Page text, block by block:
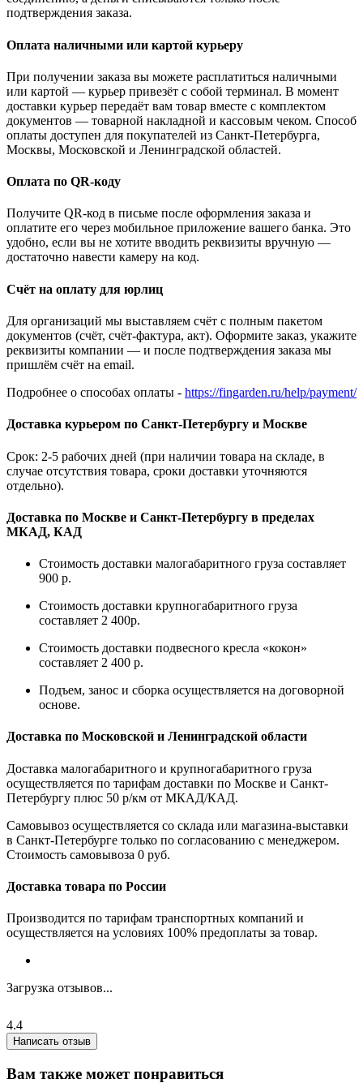
подтверждения заказа.
Оплата наличными или картой курьеру
При получении заказа вы можете расплатиться наличными
или картой — курьер привезёт с собой терминал. В момент
доставки курьер передаёт вам товар вместе с комплектом
документов — товарной накладной и кассовым чеком. Способ
оплаты доступен для покупателей из Санкт-Петербурга,
Москвы, Московской и Ленинградской областей.
Оплата по QR-коду
Получите QR-код в письме после оформления заказа и
оплатите его через мобильное приложение вашего банка. Это
удобно, если вы не хотите вводить реквизиты вручную —
достаточно навести камеру на код.
Счёт на оплату для юрлиц
Для организаций мы выставляем счёт с полным пакетом
документов (счёт, счёт-фактура, акт). Оформите заказ, укажите
реквизиты компании — и после подтверждения заказа мы
пришлём счёт на email.
Подробнее о способах оплаты - https://fingarden.ru/help/payment/
Доставка курьером по Санкт-Петербургу и Москве
Срок: 2-5 рабочих дней (при наличии товара на складе, в
случае отсутствия товара, сроки доставки уточняются
отдельно).
Доставка по Москве и Санкт-Петербургу в пределах
МКАД, КАД
Стоимость доставки малогабаритного груза составляет
900 р.
Стоимость доставки крупногабаритного груза
составляет 2 400р.
Стоимость доставки подвесного кресла «кокон»
составляет 2 400 р.
Подъем, занос и сборка осуществляется на договорной
основе.
Доставка по Московской и Ленинградской области
Доставка малогабаритного и крупногабаритного груза
осуществляется по тарифам доставки по Москве и Санкт-
Петербургу плюс 50 р/км от МКАД/КАД.
Самовывоз осуществляется со склада или магазина-выставки
в Санкт-Петербурге только по согласованию с менеджером.
Стоимость самовывоза 0 руб.
Доставка товара по России
Производится по тарифам транспортных компаний и
осуществляется на условиях 100% предоплаты за товар.
Загрузка отзывов...
4.4
Написать отзыв
Вам также может понравиться